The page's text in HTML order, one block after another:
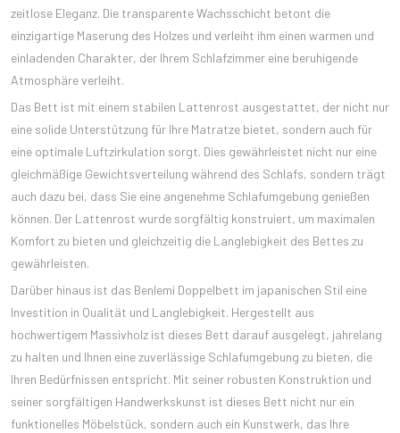
zeitlose Eleganz. Die transparente Wachsschicht betont die
einzigartige Maserung des Holzes und verleiht ihm einen warmen und
einladenden Charakter, der Ihrem Schlafzimmer eine beruhigende
Atmosphäre verleiht.
Das Bett ist mit einem stabilen Lattenrost ausgestattet, der nicht nur
eine solide Unterstützung für Ihre Matratze bietet, sondern auch für
eine optimale Luftzirkulation sorgt. Dies gewährleistet nicht nur eine
gleichmäßige Gewichtsverteilung während des Schlafs, sondern trägt
auch dazu bei, dass Sie eine angenehme Schlafumgebung genießen
können. Der Lattenrost wurde sorgfältig konstruiert, um maximalen
Komfort zu bieten und gleichzeitig die Langlebigkeit des Bettes zu
gewährleisten.
Darüber hinaus ist das Benlemi Doppelbett im japanischen Stil eine
Investition in Qualität und Langlebigkeit. Hergestellt aus
hochwertigem Massivholz ist dieses Bett darauf ausgelegt, jahrelang
zu halten und Ihnen eine zuverlässige Schlafumgebung zu bieten, die
Ihren Bedürfnissen entspricht. Mit seiner robusten Konstruktion und
seiner sorgfältigen Handwerkskunst ist dieses Bett nicht nur ein
funktionelles Möbelstück, sondern auch ein Kunstwerk, das Ihre